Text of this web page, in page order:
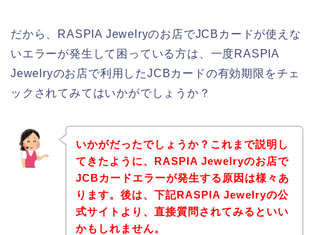
だから、RASPIA Jewelryのお店でJCBカードが使えな
いエラーが発生して困っている方は、一度RASPIA
Jewelryのお店で利用したJCBカードの有効期限をチェ
ックされてみてはいかがでしょうか？
いかがだったでしょうか？これまで説明し
てきたように、RASPIA Jewelryのお店で
JCBカードエラーが発生する原因は様々あ
ります。後は、下記RASPIA Jewelryの公
式サイトより、直接質問されてみるといい
かもしれません。